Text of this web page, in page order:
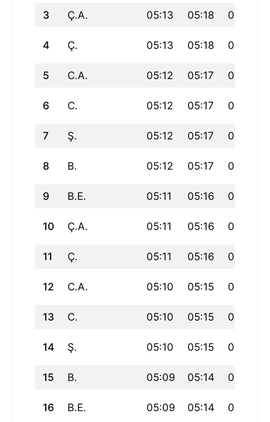
3 Ç.A. 05:13 05:18 06:35
4 Ç. 05:13 05:18 06:35
5 C.A. 05:12 05:17 06:35
6 C. 05:12 05:17 06:34
7 Ş. 05:12 05:17 06:34
8 B. 05:12 05:17 06:34
9 B.E. 05:11 05:16 06:33
10 Ç.A. 05:11 05:16 06:33
11 Ç. 05:11 05:16 06:33
12 C.A. 05:10 05:15 06:32
13 C. 05:10 05:15 06:32
14 Ş. 05:10 05:15 06:31
15 B. 05:09 05:14 06:31
16 B.E. 05:09 05:14 06:31